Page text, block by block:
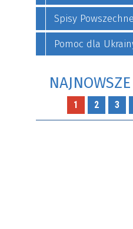
Spisy Powszechne
Pomoc dla
NAJNOWSZE
1 2 3